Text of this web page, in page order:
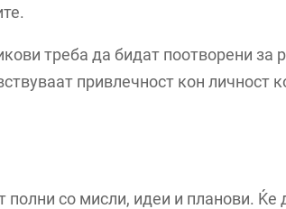
треба да бидат поотворени за
привлечност кон личност
полни со мисли, идеи и планови. Ќе